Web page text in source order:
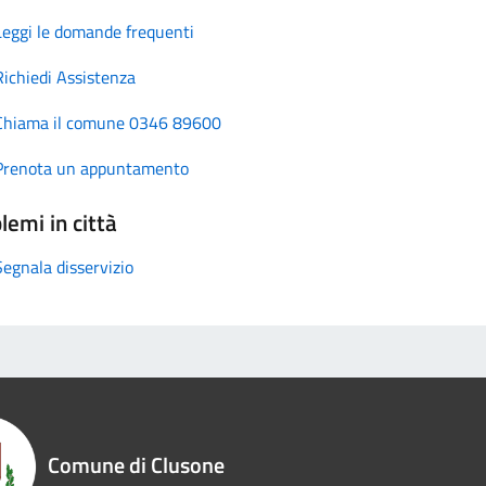
le domande frequenti
Assistenza
il comune 0346 89600
un appuntamento
in città
disservizio
Comune di Clusone